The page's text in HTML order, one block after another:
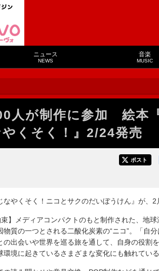
ニュース
NEWS
音楽
MUSIC
人が制作に参加 絵本
くそく！』2/24発売
ポスト
やくそく！ニコとサクのだいぼうけん』が、2
メディアコンパクトのもと制作された、地球
質の一つとされる二酸化炭素の“ニコ”。「自
出会いや世界を巡る旅を通して、自身の役割
境に起きているさまざまな変化にも触れている